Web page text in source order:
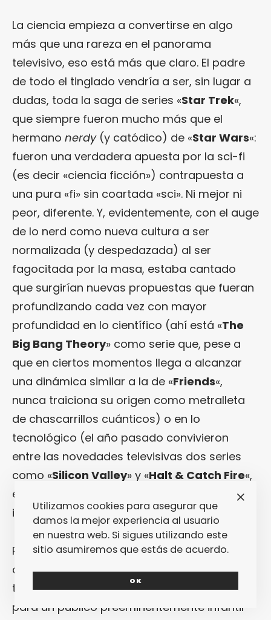
La ciencia empieza a convertirse en algo
más que una rareza en el panorama
televisivo, eso está más que claro. El padre
de todo el tinglado vendría a ser, sin lugar a
dudas, toda la saga de series «Star Trek«,
que siempre fueron mucho más que el
hermano nerdy(y catódico) de «Star Wars«:
fueron una verdadera apuesta por la sci-fi
(es decir «ciencia ficción») contrapuesta a
una pura «fi» sin coartada «sci». Ni mejor ni
peor, diferente. Y, evidentemente, con el auge
de lo nerd como nueva cultura a ser
normalizada (y despedazada) al ser
fagocitada por la masa, estaba cantado
que surgirían nuevas propuestas que fueran
profundizando cada vez con mayor
profundidad en lo científico (ahí está «The
Big Bang Theory» como serie que, pese a
que en ciertos momentos llega a alcanzar
una dinámica similar a la de «Friends«,
nunca traiciona su origen como metralleta
de chascarrillos cuánticos) o en lo
tecnológico (el año pasado convivieron
entre las novedades televisivas dos series
como «Silicon Valley» y «Halt & Catch Fire«,
eso sin contar ese precedente
insuperable que es «The IT Crowd «).
Pese a ello, cualquiera podría pensar que la
animación debería ser impermeable a esta
tendencia: su naturaleza como producto
para un público preeminentemente infantil
Utilizamos cookies para asegurar que
damos la mejor experiencia al usuario
en nuestra web. Si sigues utilizando este
sitio asumiremos que estás de acuerdo.
OK